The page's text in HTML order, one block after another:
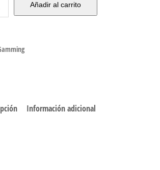
Añadir al carrito
Información adicional